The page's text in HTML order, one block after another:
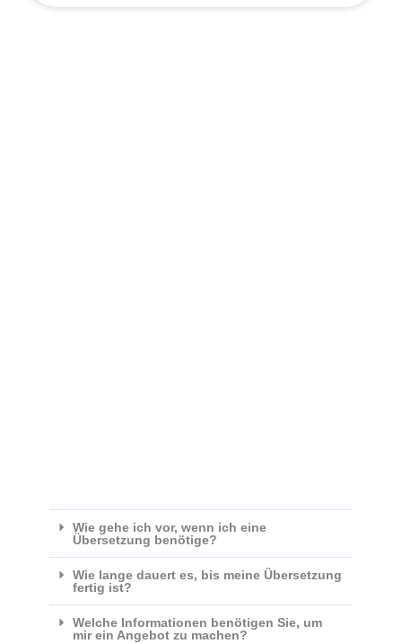
Wie gehe ich vor, wenn ich eine
Übersetzung benötige?
Wie lange dauert es, bis meine Übersetzung
fertig ist?
Welche Informationen benötigen Sie, um
mir ein Angebot zu machen?